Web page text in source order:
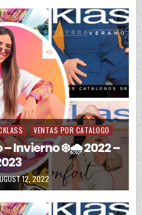
VENTAS POR CATALOGO
– Invierno ❄️🌧️ 2022 –
DATE:
12, 2022